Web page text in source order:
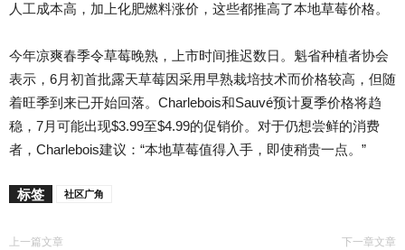
人工成本高，加上化肥燃料涨价，这些都推高了本地草莓价格。
今年凉爽春季令草莓晚熟，上市时间推迟数日。魁省种植者协会
表示，6月初首批露天草莓因采用早熟栽培技术而价格较高，但随
着旺季到来已开始回落。Charlebois和Sauvé预计夏季价格将趋
稳，7月可能出现$3.99至$4.99的促销价。对于仍想尝鲜的消费
者，Charlebois建议：“本地草莓值得入手，即使稍贵一点。”
标签 社区广角
上一篇文章 下一章文章